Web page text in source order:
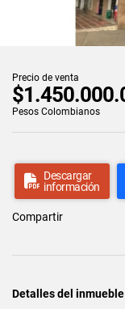
Precio de venta
Pesos Colombianos
Descargar
información
Compartir
Detalles del inmueble